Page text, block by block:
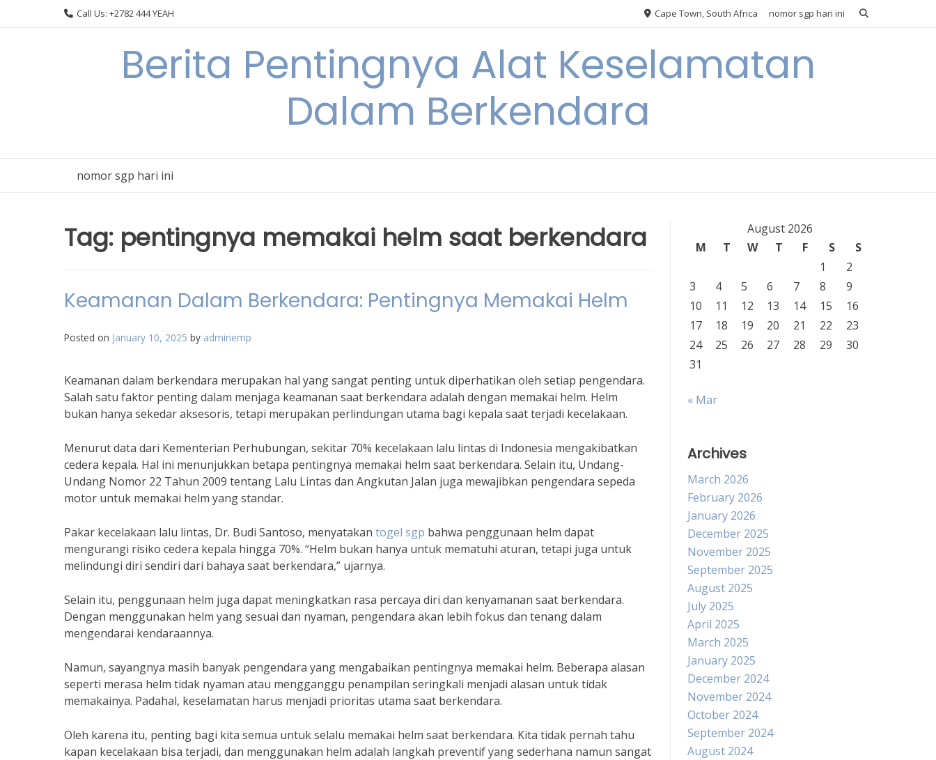
Call Us: +2782 444 YEAH Cape Town, South Africa nomor sgp hari ini
Berita Pentingnya Alat Keselamatan
Dalam Berkendara
nomor sgp hari ini
Tag: pentingnya memakai helm saat berkendara
Keamanan Dalam Berkendara: Pentingnya Memakai Helm
Posted on January 10, 2025 by adminemp
Keamanan dalam berkendara merupakan hal yang sangat penting untuk diperhatikan oleh setiap pengendara.
Salah satu faktor penting dalam menjaga keamanan saat berkendara adalah dengan memakai helm. Helm
bukan hanya sekedar aksesoris, tetapi merupakan perlindungan utama bagi kepala saat terjadi kecelakaan.
Menurut data dari Kementerian Perhubungan, sekitar 70% kecelakaan lalu lintas di Indonesia mengakibatkan
cedera kepala. Hal ini menunjukkan betapa pentingnya memakai helm saat berkendara. Selain itu, Undang-
Undang Nomor 22 Tahun 2009 tentang Lalu Lintas dan Angkutan Jalan juga mewajibkan pengendara sepeda
motor untuk memakai helm yang standar.
Pakar kecelakaan lalu lintas, Dr. Budi Santoso, menyatakan togel sgp bahwa penggunaan helm dapat
mengurangi risiko cedera kepala hingga 70%. “Helm bukan hanya untuk mematuhi aturan, tetapi juga untuk
melindungi diri sendiri dari bahaya saat berkendara,” ujarnya.
Selain itu, penggunaan helm juga dapat meningkatkan rasa percaya diri dan kenyamanan saat berkendara.
Dengan menggunakan helm yang sesuai dan nyaman, pengendara akan lebih fokus dan tenang dalam
mengendarai kendaraannya.
Namun, sayangnya masih banyak pengendara yang mengabaikan pentingnya memakai helm. Beberapa alasan
seperti merasa helm tidak nyaman atau mengganggu penampilan seringkali menjadi alasan untuk tidak
memakainya. Padahal, keselamatan harus menjadi prioritas utama saat berkendara.
Oleh karena itu, penting bagi kita semua untuk selalu memakai helm saat berkendara. Kita tidak pernah tahu
kapan kecelakaan bisa terjadi, dan menggunakan helm adalah langkah preventif yang sederhana namun sangat
August 2026
M
T W T F S
S
1
2
3
4 5 6 7 8
9
10
11 12 13 14 15
16
17
18 19 20 21 22
23
24
25 26 27 28 29
30
31
« Mar
Archives
March 2026
February 2026
January 2026
December 2025
November 2025
September 2025
August 2025
July 2025
April 2025
March 2025
January 2025
December 2024
November 2024
October 2024
September 2024
August 2024